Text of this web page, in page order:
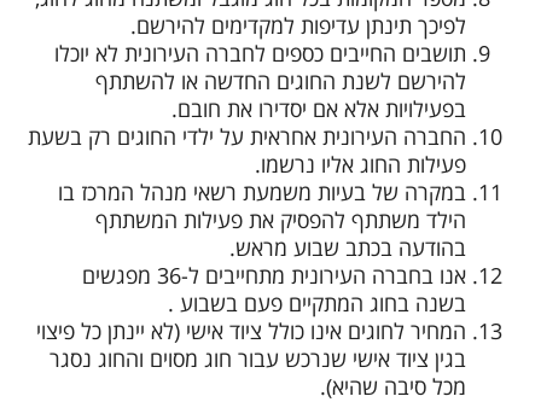
לפיכך תינתן עדיפות למקדימים להירשם.
תושבים החייבים כספים לחברה העירונית לא יוכלו
להירשם לשנת החוגים החדשה או להשתתף
בפעילויות אלא אם יסדירו את חובם.
החברה העירונית אחראית על ילדי החוגים רק בשעת
פעילות החוג אליו נרשמו.
במקרה של בעיות משמעת רשאי מנהל המרכז בו
הילד משתתף להפסיק את פעילות המשתתף
בהודעה בכתב שבוע מראש.
אנו בחברה העירונית מתחייבים ל-36 מפגשים
בשנה בחוג המתקיים פעם בשבוע .
המחיר לחוגים אינו כולל ציוד אישי (לא יינתן כל פיצוי
בגין ציוד אישי שנרכש עבור חוג מסוים והחוג נסגר
מכל סיבה שהיא).